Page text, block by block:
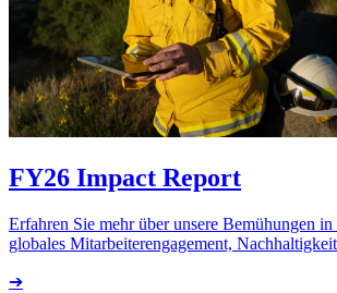
FY26 Impact Report
Erfahren Sie mehr über unsere Bemühungen in
globales Mitarbeiterengagement,
➔